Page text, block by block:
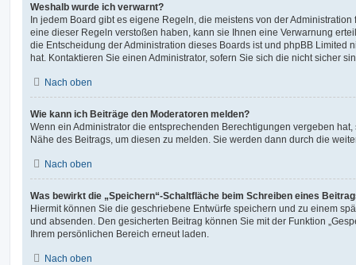
Weshalb wurde ich verwarnt?
In jedem Board gibt es eigene Regeln, die meistens von der
eine dieser Regeln verstoßen haben, kann sie Ihnen eine Verwarnung
die Entscheidung der Administration dieses Boards ist und phpBB Limited
hat. Kontaktieren Sie einen Administrator, sofern Sie sich die nicht sicher
Nach oben
Wie kann ich Beiträge den Moderatoren melden?
Wenn ein Administrator die entsprechenden Berechtigungen vergeben
Nähe des Beitrags, um diesen zu melden. Sie werden dann durch die
Nach oben
Was bewirkt die „Speichern“-Schaltfläche beim Schreiben eines
Hiermit können Sie die geschriebene Entwürfe speichern und zu einem
und absenden. Den gesicherten Beitrag können Sie mit der Funktion
Ihrem persönlichen Bereich erneut laden.
Nach oben